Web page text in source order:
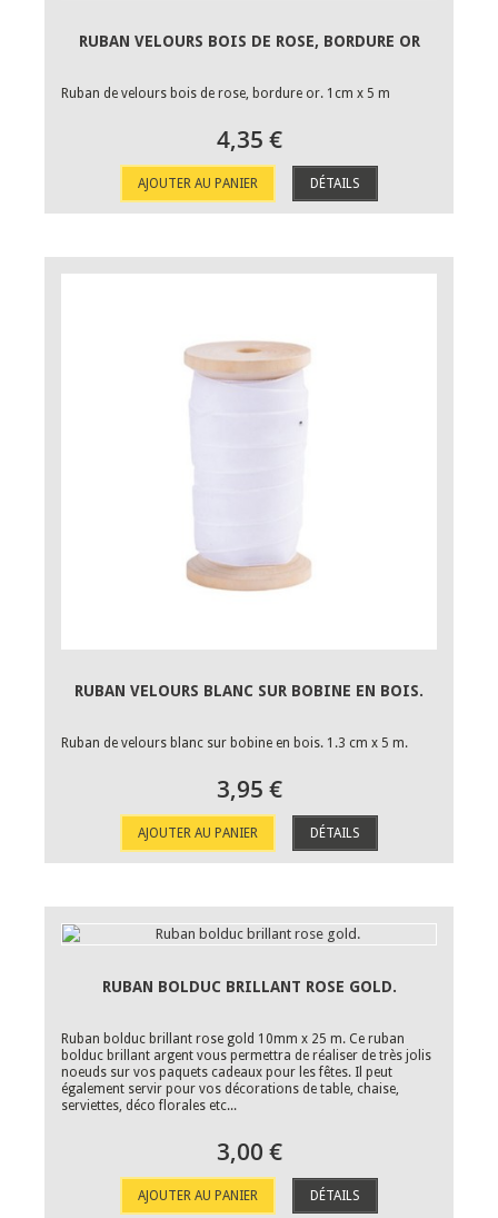
RUBAN VELOURS BOIS DE ROSE, BORDURE OR
Ruban de velours bois de rose, bordure or. 1cm x 5 m
4,35 €
AJOUTER AU PANIER DÉTAILS
RUBAN VELOURS BLANC SUR BOBINE EN BOIS.
Ruban de velours blanc sur bobine en bois. 1.3 cm x 5 m.
3,95 €
AJOUTER AU PANIER DÉTAILS
RUBAN BOLDUC BRILLANT ROSE GOLD.
Ruban bolduc brillant rose gold 10mm x 25 m. Ce ruban
bolduc brillant argent vous permettra de réaliser de très jolis
noeuds sur vos paquets cadeaux pour les fêtes. Il peut
également servir pour vos décorations de table, chaise,
serviettes, déco florales etc...
3,00 €
AJOUTER AU PANIER DÉTAILS